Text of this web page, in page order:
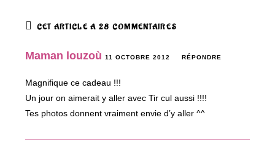
CET ARTICLE A 28 COMMENTAIRES
Maman louzoù 11 OCTOBRE 2012 RÉPONDRE
Magnifique ce cadeau !!!
Un jour on aimerait y aller avec Tir cul aussi !!!!
Tes photos donnent vraiment envie d’y aller ^^